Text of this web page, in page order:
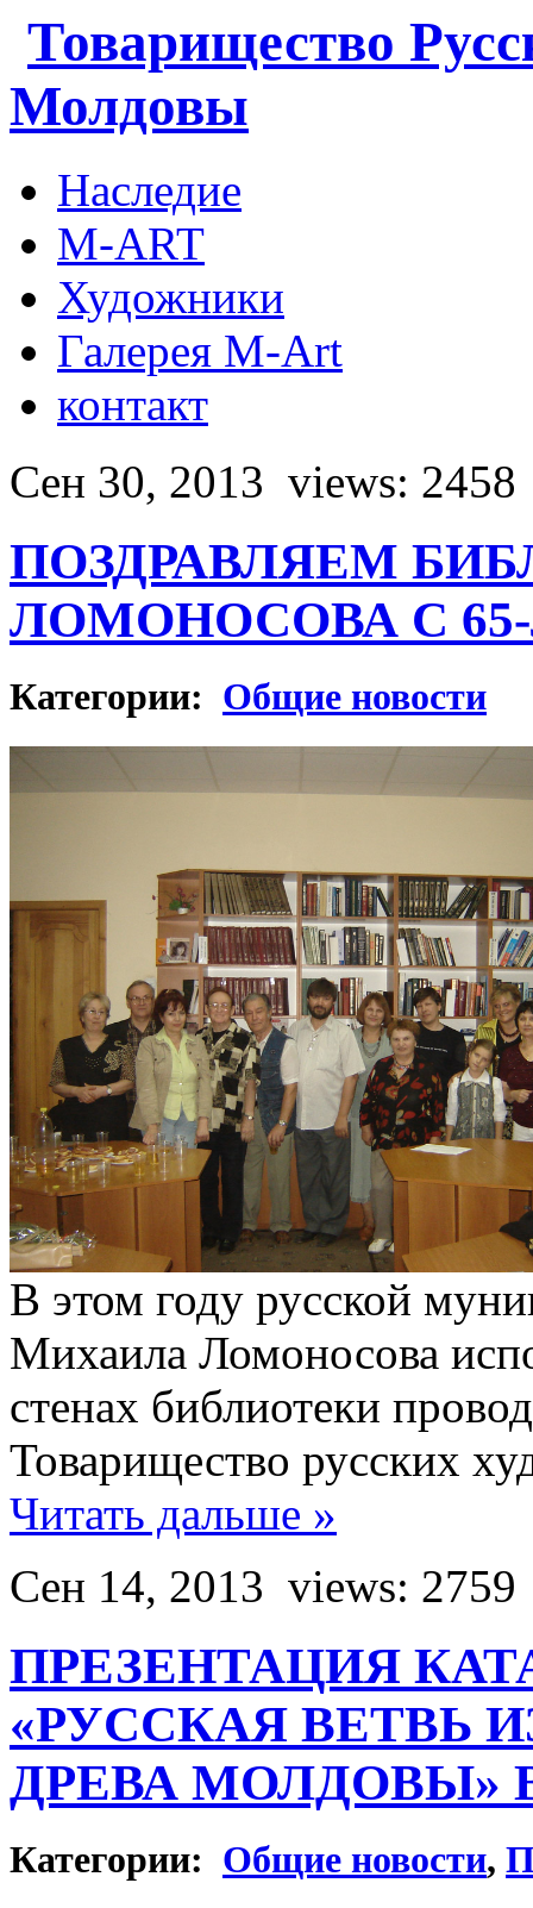
Товарищество
Молдовы
Наследие
M-ART
Художники
Галерея M-Art
контакт
Сен 30, 2013 views: 2458
ПОЗДРАВЛЯЕМ
ЛОМОНОСОВА С
Категории: Общие новости
В этом году русской
Михаила Ломоносова
стенах библиотеки
Товарищество русских
Читать дальше »
Сен 14, 2013 views: 2759
ПРЕЗЕНТАЦИЯ
«РУССКАЯ ВЕТВЬ
ДРЕВА МОЛДОВЫ»
Категории: Общие новости,